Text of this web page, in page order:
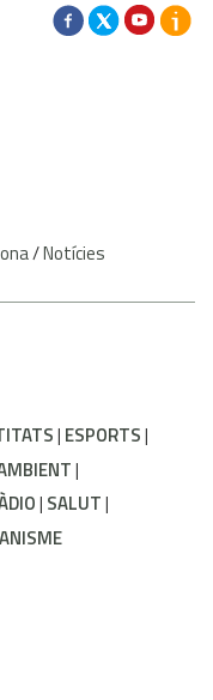
/Notícies
ESPORTS
SALUT